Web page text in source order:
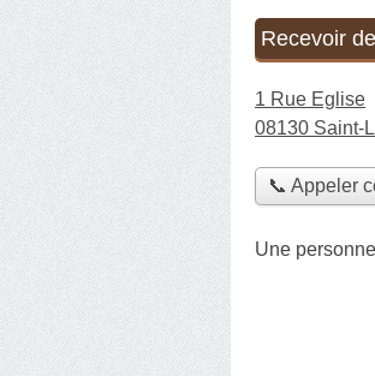
Recevoir
1 Rue Eglise
08130 Saint-
📞 Appeler
Une personne